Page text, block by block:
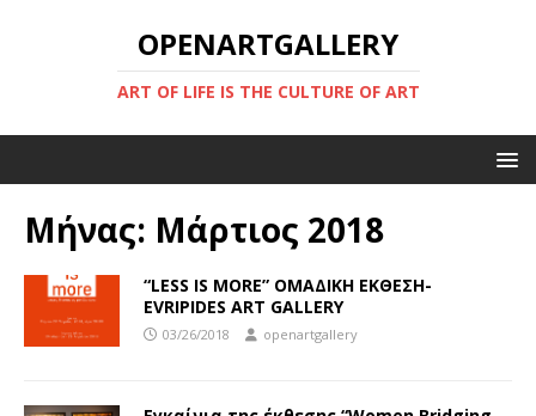
OPENARTGALLERY
ART OF LIFE IS THE CULTURE OF ART
Μήνας: Μάρτιος 2018
“LESS IS MORE” ΟΜΑΔΙΚΗ ΕΚΘΕΣΗ-
EVRIPIDES ART GALLERY
03/26/2018 openartgallery